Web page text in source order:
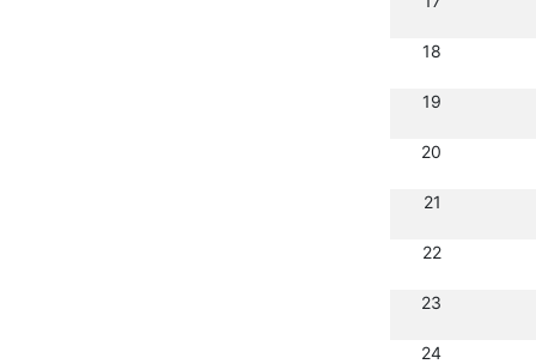
18
19
20
21
22
23
24